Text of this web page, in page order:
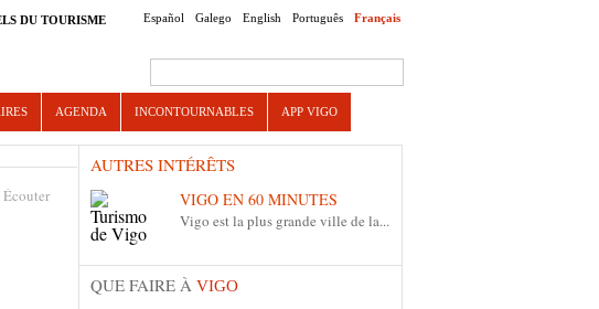
Español Galego English Português Français
DU TOURISME
AGENDA INCONTOURNABLES APP VIGO
Écouter
AUTRES INTÉRÊTS
VIGO EN 60 MINUTES
Vigo est la plus grande ville de la...
QUE FAIRE À VIGO